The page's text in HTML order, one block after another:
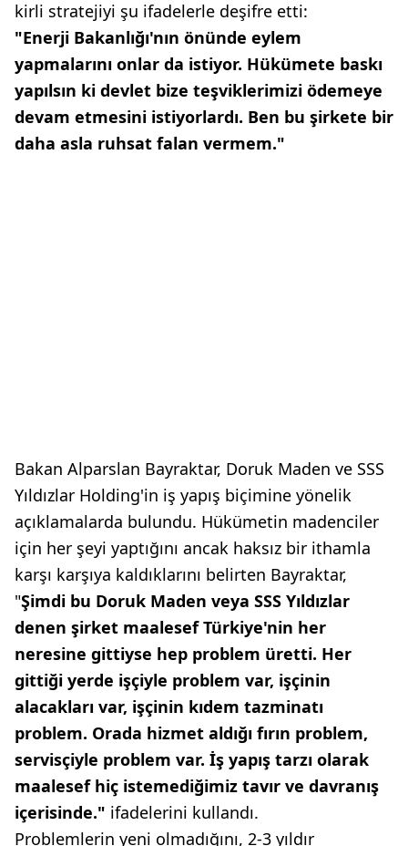
kirli stratejiyi şu ifadelerle deşifre etti:
"Enerji Bakanlığı'nın önünde eylem
yapmalarını onlar da istiyor. Hükümete baskı
yapılsın ki devlet bize teşviklerimizi ödemeye
devam etmesini istiyorlardı. Ben bu şirkete bir
daha asla ruhsat falan vermem."
Bakan Alparslan Bayraktar, Doruk Maden ve SSS
Yıldızlar Holding'in iş yapış biçimine yönelik
açıklamalarda bulundu. Hükümetin madenciler
için her şeyi yaptığını ancak haksız bir ithamla
karşı karşıya kaldıklarını belirten Bayraktar,
"Şimdi bu Doruk Maden veya SSS Yıldızlar
denen şirket maalesef Türkiye'nin her
neresine gittiyse hep problem üretti. Her
gittiği yerde işçiyle problem var, işçinin
alacakları var, işçinin kıdem tazminatı
problem. Orada hizmet aldığı fırın problem,
servisçiyle problem var. İş yapış tarzı olarak
maalesef hiç istemediğimiz tavır ve davranış
içerisinde." ifadelerini kullandı.
Problemlerin yeni olmadığını, 2-3 yıldır